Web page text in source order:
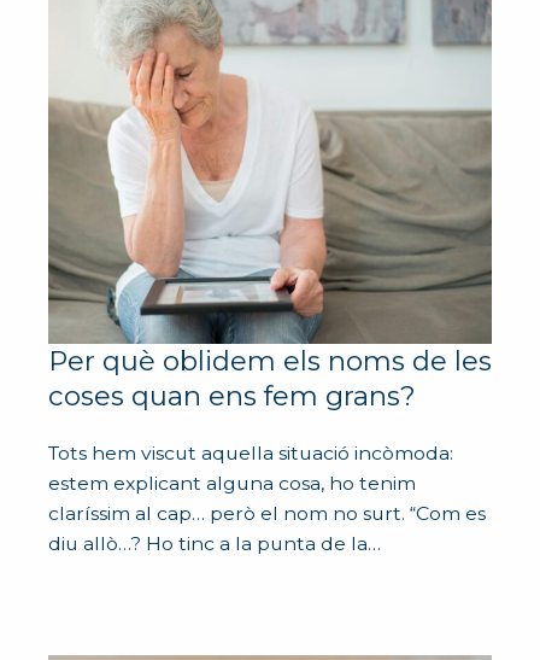
Per què oblidem els noms de les
coses quan ens fem grans?
Tots hem viscut aquella situació incòmoda:
estem explicant alguna cosa, ho tenim
claríssim al cap… però el nom no surt. “Com es
diu allò…? Ho tinc a la punta de la…